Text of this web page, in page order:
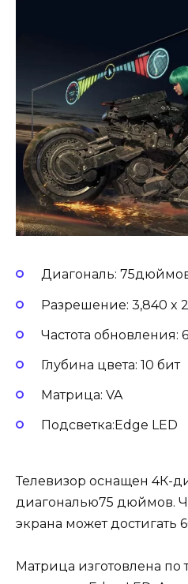
Диагональ:
Разрешение: 3,840 x
Частота обновления:
Глубина цвета: 10 бит
Матрица: VA
Подсветка:Edge LED
Телевизор оснащен 4К-
диагональю75 дюймов.
экрана может достигать
Матрица изготовлена по